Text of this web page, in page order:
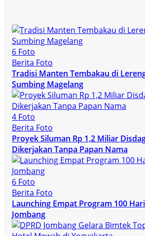
6 Foto
Berita Foto
Tradisi Manten Tembakau di
Sumbing Magelang
4 Foto
Berita Foto
Proyek Siluman Rp 1,2 Miliar
Dikerjakan Tanpa Papan Nama
6 Foto
Berita Foto
Launching Empat Program 100
Jombang